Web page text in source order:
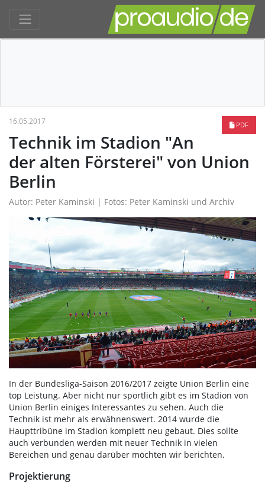
PDF
16.05.2017
Technik im Stadion "An
der alten Försterei" von Union
Berlin
Autor: Peter Kaminski | Fotos: Peter Kaminski und Archiv
In der Bundesliga-Saison 2016/2017 zeigte Union Berlin eine
top Leistung. Aber nicht nur sportlich gibt es im Stadion von
Union Berlin einiges Interessantes zu sehen. Auch die
Technik ist mehr als erwähnenswert. 2014 wurde die
Haupttribüne im Stadion komplett neu gebaut. Dies sollte
auch verbunden werden mit neuer Technik in vielen
Bereichen und genau darüber möchten wir berichten.
Projektierung